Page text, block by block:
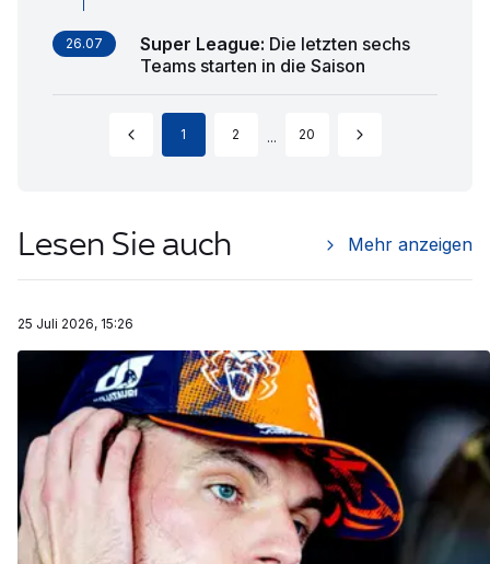
26.07 Super League: Die letzten sechs
Teams starten in die Saison
1 2 ... 20
Lesen Sie auch Mehr anzeigen
25 Juli 2026, 15:26